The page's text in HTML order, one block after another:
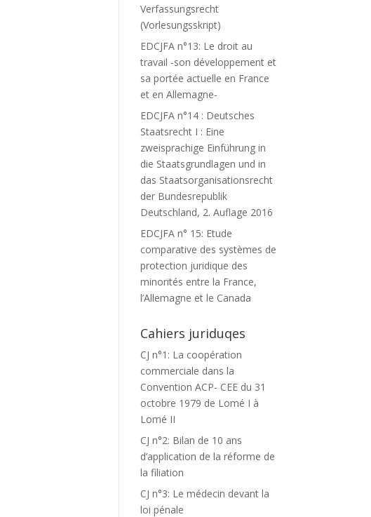
Verfassungsrecht
(Vorlesungsskript)
EDCJFA n°13: Le droit au
travail -son développement et
sa portée actuelle en France
et en Allemagne-
EDCJFA n°14 : Deutsches
Staatsrecht I : Eine
zweisprachige Einführung in
die Staatsgrundlagen und in
das Staatsorganisationsrecht
der Bundesrepublik
Deutschland, 2. Auflage 2016
EDCJFA n° 15: Etude
comparative des systèmes de
protection juridique des
minorités entre la France,
l’Allemagne et le Canada
Cahiers juriduqes
CJ n°1: La coopération
commerciale dans la
Convention ACP- CEE du 31
octobre 1979 de Lomé I à
Lomé II
CJ n°2: Bilan de 10 ans
d’application de la réforme de
la filiation
CJ n°3: Le médecin devant la
loi pénale